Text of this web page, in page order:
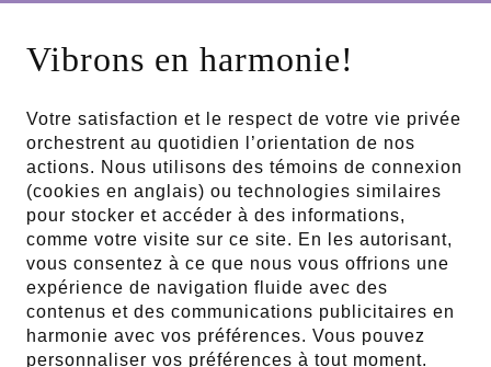
Vibrons en harmonie!
Votre satisfaction et le respect de votre vie privée
orchestrent au quotidien l’orientation de nos
actions. Nous utilisons des témoins de connexion
(cookies en anglais) ou technologies similaires
pour stocker et accéder à des informations,
comme votre visite sur ce site. En les autorisant,
vous consentez à ce que nous vous offrions une
expérience de navigation fluide avec des
contenus et des communications publicitaires en
harmonie avec vos préférences. Vous pouvez
personnaliser vos préférences à tout moment.
Partenaire majeur
En collaboration avec
Partenaires publics